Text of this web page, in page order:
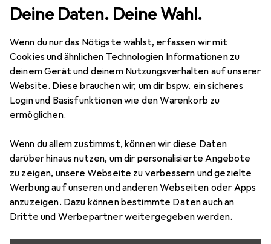
Deine Daten. Deine Wahl.
Wenn du nur das Nötigste wählst, erfassen wir mit
Cookies und ähnlichen Technologien Informationen zu
deinem Gerät und deinem Nutzungsverhalten auf unserer
Website. Diese brauchen wir, um dir bspw. ein sicheres
Login und Basisfunktionen wie den Warenkorb zu
ermöglichen.
Wenn du allem zustimmst, können wir diese Daten
darüber hinaus nutzen, um dir personalisierte Angebote
zu zeigen, unsere Webseite zu verbessern und gezielte
Werbung auf unseren und anderen Webseiten oder Apps
anzuzeigen. Dazu können bestimmte Daten auch an
Dritte und Werbepartner weitergegeben werden.
+ Renovieren Eisenwaren Befestigungstechnik
Schrauben
Produkte Forum